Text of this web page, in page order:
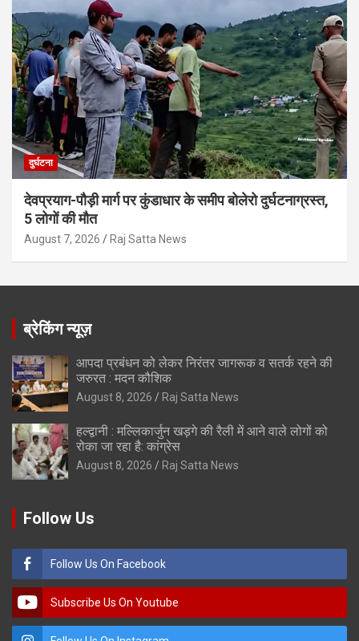
दुर्घटना
देवप्रयाग-पौड़ी मार्ग पर कुंडाधार के समीप बोलेरो दुर्घटनाग्रस्त,
5 लोगों की मौत
August 7, 2026 Raj Satta News
ब्रेकिंग न्यूज़
आपदा प्रबंधन को लेकर निरंतर जागरूक व सतर्क रहने की
जरुरत : मदन कौशिक
August 8, 2026 Raj Satta News
हल्द्वानी : मल्लिकार्जुन खड़गे की रैली में आने वाले लोगों को
रोका जा रहा है: कांग्रेस
August 8, 2026 Raj Satta News
Follow Us
Follow Us On Facebook
Subscribe Us On Youtube